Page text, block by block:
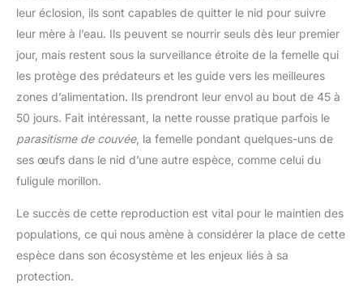
leur éclosion, ils sont capables de quitter le nid pour suivre
leur mère à l’eau. Ils peuvent se nourrir seuls dès leur premier
jour, mais restent sous la surveillance étroite de la femelle qui
les protège des prédateurs et les guide vers les meilleures
zones d’alimentation. Ils prendront leur envol au bout de 45 à
50 jours. Fait intéressant, la nette rousse pratique parfois le
parasitisme de couvée, la femelle pondant quelques-uns de
ses œufs dans le nid d’une autre espèce, comme celui du
fuligule morillon.
Le succès de cette reproduction est vital pour le maintien des
populations, ce qui nous amène à considérer la place de cette
espèce dans son écosystème et les enjeux liés à sa
protection.